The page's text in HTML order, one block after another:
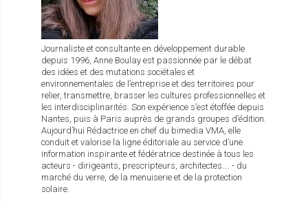
Journaliste et consultante en développement durable
depuis 1996, Anne Boulay est passionnée par le débat
des idées et des mutations sociétales et
environnementales de l’entreprise et des territoires pour
relier, transmettre, brasser les cultures professionnelles et
les interdisciplinarités. Son expérience s’est étoffée depuis
Nantes, puis à Paris auprès de grands groupes d’édition.
Aujourd’hui Rédactrice en chef du bimedia VMA, elle
conduit et valorise la ligne éditoriale au service d’une
information inspirante et fédératrice destinée à tous les
acteurs - dirigeants, prescripteurs, architectes…. - du
marché du verre, de la menuiserie et de la protection
solaire.